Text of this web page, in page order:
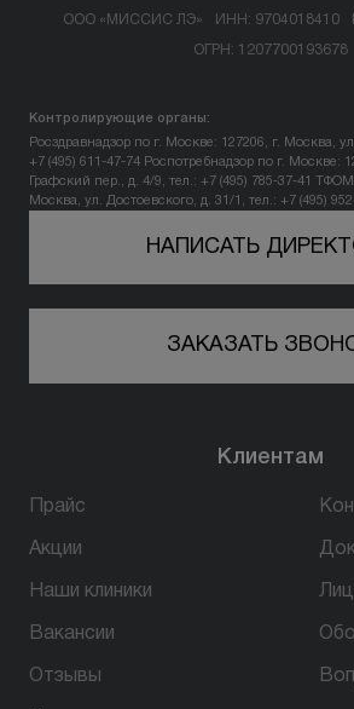
ООО «МИССИС ЛЭ» ИНН: 9704018410
ОГРН: 1207700193678
Контролирующие органы:
Росздравнадзор по г. Москве: 127206, г. Москва,
+7 (495) 611-47-74 Роспотребнадзор по г. Москве:
Графский пер., д. 4/9, тел.: +7 (495) 785-37-41
Москва, ул. Достоевского, д. 31/1, тел.: +7 (495)
НАПИСАТЬ
ЗАКАЗАТЬ
Клиентам
Прайс
Акции
Наши клиники
Вакансии
Отзывы